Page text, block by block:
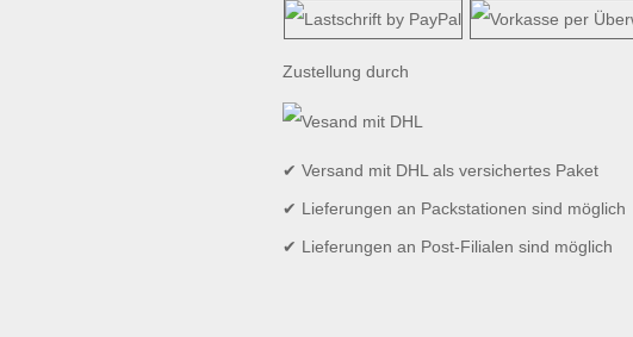
Zustellung durch
✔ Versand mit DHL als versichertes Paket
✔ Lieferungen an Packstationen sind möglich
✔ Lieferungen an Post-Filialen sind möglich